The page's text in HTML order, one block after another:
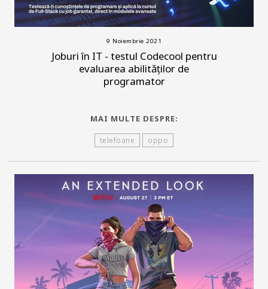
9 Noiembrie 2021
Joburi în IT - testul Codecool pentru
evaluarea abilităților de
programator
MAI MULTE DESPRE:
telefoane oppo